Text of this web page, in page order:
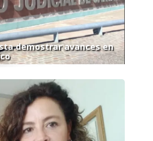
demostrar avances en